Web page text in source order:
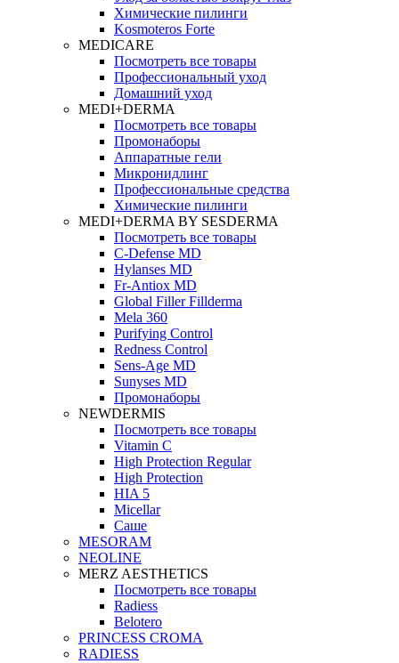
Химические пилинги
Kosmoteros Forte
MEDICARE
Посмотреть все товары
Профессиональный уход
Домашний уход
MEDI+DERMA
Посмотреть все товары
Промонаборы
Аппаратные гели
Микронидлинг
Профессиональные средства
Химические пилинги
MEDI+DERMA BY SESDERMA
Посмотреть все товары
C-Defense MD
Hylanses MD
Fr‑Antiox MD
Global Filler Fillderma
Mela 360
Purifying Control
Redness Control
Sens-Age MD
Sunyses MD
Промонаборы
NEWDERMIS
Посмотреть все товары
Vitamin C
High Protection Regular
High Protection
HIA 5
Micellar
Саше
MESORAM
NEOLINE
MERZ AESTHETICS
Посмотреть все товары
Radiess
Belotero
PRINCESS CROMA
RADIESS